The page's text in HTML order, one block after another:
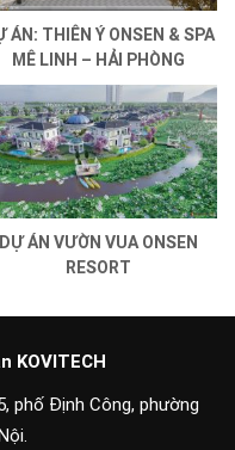
ÁN: THIÊN Ý ONSEN & SPA
MÊ LINH – HẢI PHÒNG
DỰ ÁN VƯỜN VUA ONSEN
RESORT
KOVITECH
phố Định Công, phường